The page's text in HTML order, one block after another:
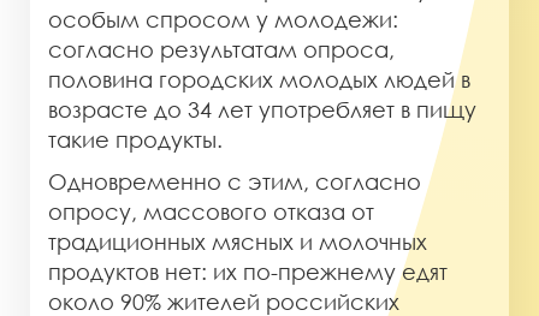
особым спросом у молодежи:
согласно результатам опроса,
половина городских молодых людей в
возрасте до 34 лет употребляет в пищу
такие продукты.
Одновременно с этим, согласно
опросу, массового отказа от
традиционных мясных и молочных
продуктов нет: их по-прежнему едят
около 90% жителей российских